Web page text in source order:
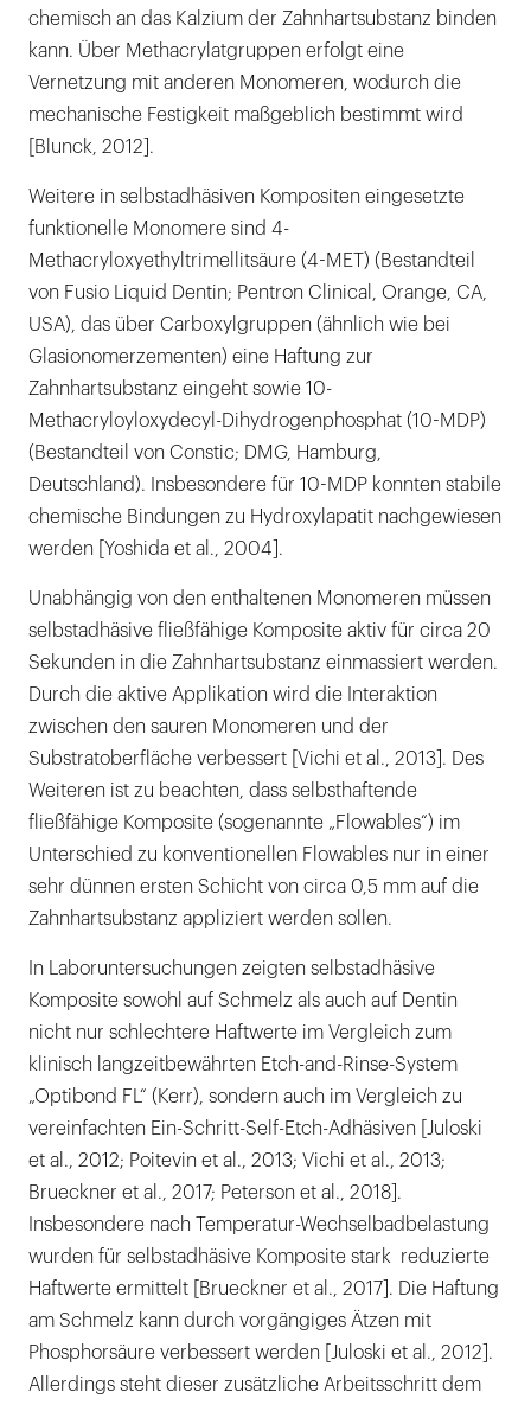
chemisch an das Kalzium der Zahnhartsubstanz binden
kann. Über Methacrylatgruppen erfolgt eine
Vernetzung mit anderen Monomeren, wodurch die
mechanische Festigkeit maßgeblich bestimmt wird
[Blunck, 2012].
Weitere in selbstadhäsiven Kompositen eingesetzte
funktionelle Monomere sind 4-
Methacryloxyethyltrimellitsäure (4-MET) (Bestandteil
von Fusio Liquid Dentin; Pentron Clinical, Orange, CA,
USA), das über Carboxylgruppen (ähnlich wie bei
Glasionomerzementen) eine Haftung zur
Zahnhartsubstanz eingeht sowie 10-
Methacryloyloxydecyl-Dihydrogenphosphat (10-MDP)
(Bestandteil von Constic; DMG, Hamburg,
Deutschland). Insbesondere für 10-MDP konnten stabile
chemische Bindungen zu Hydroxylapatit nachgewiesen
werden [Yoshida et al., 2004].
Unabhängig von den enthaltenen Monomeren müssen
selbstadhäsive fließfähige Komposite aktiv für circa 20
Sekunden in die Zahnhartsubstanz einmassiert werden.
Durch die aktive Applikation wird die Interaktion
zwischen den sauren Monomeren und der
Substratoberfläche verbessert [Vichi et al., 2013]. Des
Weiteren ist zu beachten, dass selbsthaftende
fließfähige Komposite (sogenannte „Flowables“) im
Unterschied zu konventionellen Flowables nur in einer
sehr dünnen ersten Schicht von circa 0,5 mm auf die
Zahnhartsubstanz appliziert werden sollen.
In Laboruntersuchungen zeigten selbstadhäsive
Komposite sowohl auf Schmelz als auch auf Dentin
nicht nur schlechtere Haftwerte im Vergleich zum
klinisch langzeitbewährten Etch-and-Rinse-System
„Optibond FL“ (Kerr), sondern auch im Vergleich zu
vereinfachten Ein-Schritt-Self-Etch-Adhäsiven [Juloski
et al., 2012; Poitevin et al., 2013; Vichi et al., 2013;
Brueckner et al., 2017; Peterson et al., 2018].
Insbesondere nach Temperatur-Wechselbadbelastung
wurden für selbstadhäsive Komposite stark reduzierte
Haftwerte ermittelt [Brueckner et al., 2017]. Die Haftung
am Schmelz kann durch vorgängiges Ätzen mit
Phosphorsäure verbessert werden [Juloski et al., 2012].
Allerdings steht dieser zusätzliche Arbeitsschritt dem